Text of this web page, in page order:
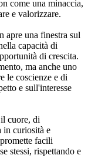
come una minaccia,
e valorizzare.
apre una finestra sul
capacità di
di crescita.
ma anche uno
le coscienze e di
e sull'interesse
cuore, di
in curiosità e
facili
stessi, rispettando e